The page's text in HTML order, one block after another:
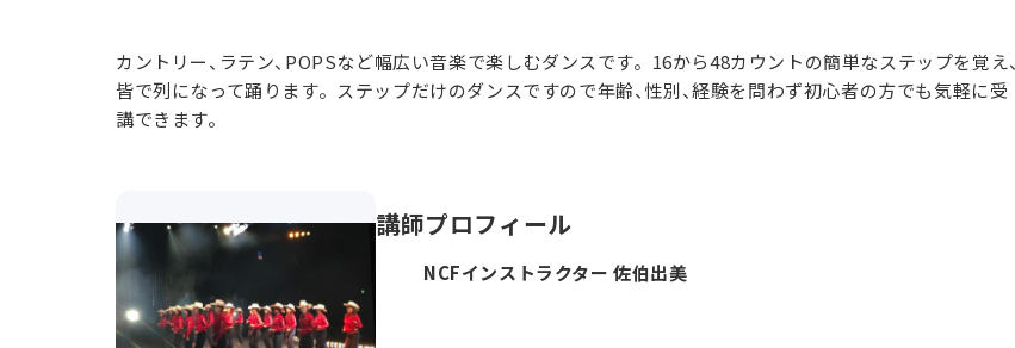
カントリー、ラテン、POPSなど幅広い音楽で楽しむダンスです。16から48カウントの簡単なステップを覚え、
皆で列になって踊ります。ステップだけのダンスですので年齢、性別、経験を問わず初心者の方でも気軽に受
講できます。
講師プロフィール
NCFインストラクター 佐伯出美